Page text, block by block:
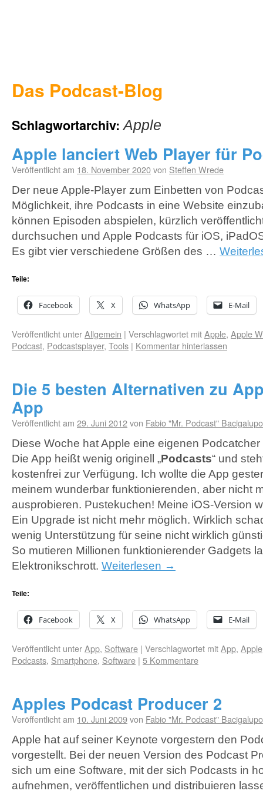
Das Podcast-Blog
Schlagwortarchiv:Apple
Apple lanciert Web Player für
Veröffentlicht am 18. November 2020von Steffen Wrede
Der neue Apple-Player zum Einbetten von
Möglichkeit, ihre Podcasts in eine Website
können Episoden abspielen, kürzlich
durchsuchen und Apple Podcasts für iOS,
Es gibt vier verschiedene Größen des …
Teile:
Facebook X WhatsApp E-Mail
Veröffentlicht unterAllgemein | Verschlagwortet mitApple, Apple
Podcast, Podcastsplayer, Tools | Kommentar hinterlassen
Die 5 besten Alternativen zu
App
Veröffentlicht am 29. Juni 2012von Fabio "Mr. Podcast" Bacigalupo
Diese Woche hat Apple eine eigenen
Die App heißt wenig originell „Podcasts“ und
kostenfrei zur Verfügung. Ich wollte die App
meinem wunderbar funktionierenden, aber nicht
ausprobieren. Pustekuchen! Meine iOS-Version
Ein Upgrade ist nicht mehr möglich. Wirklich
wenig Unterstützung für seine nicht wirklich
So mutieren Millionen funktionierender Gadgets
Elektronikschrott. Weiterlesen →
Teile:
Facebook X WhatsApp E-Mail
Veröffentlicht unterApp, Software | Verschlagwortet mitApp, Apple
Podcasts, Smartphone, Software | 5 Kommentare
Apples Podcast Producer 2
Veröffentlicht am 10. Juni 2009von Fabio "Mr. Podcast" Bacigalupo
Apple hat auf seiner Keynote vorgestern den
vorgestellt. Bei der neuen Version des Podcast
sich um eine Software, mit der sich Podcasts in
aufnehmen, veröffentlichen und distribuieren